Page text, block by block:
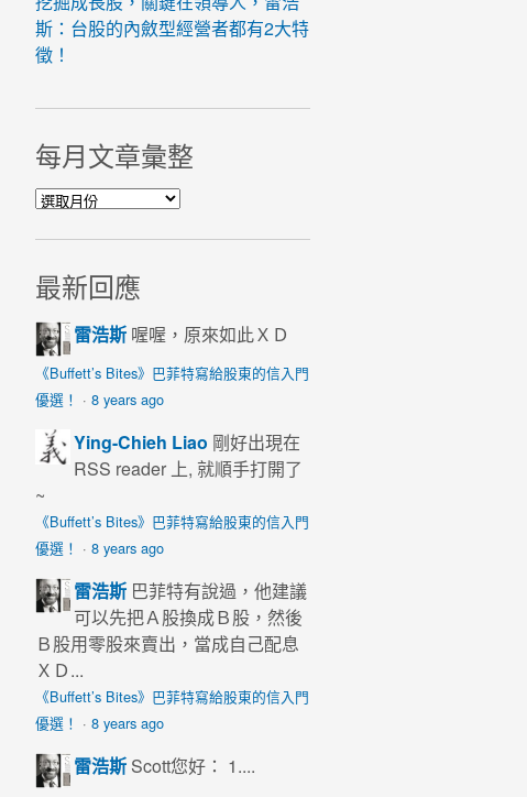
斯：台股的內斂型經營者都有2大特
徵！
每月文章彙整
每月文章彙整
最新回應
雷浩斯 喔喔，原來如此ＸＤ
《Buffett’s Bites》巴菲特寫給股東的信入門
優選！ · 8 years ago
Ying-Chieh Liao 剛好出現在
RSS reader 上, 就順手打開了
~
《Buffett’s Bites》巴菲特寫給股東的信入門
優選！ · 8 years ago
雷浩斯 巴菲特有說過，他建議
可以先把Ａ股換成Ｂ股，然後
Ｂ股用零股來賣出，當成自己配息
ＸＤ...
《Buffett’s Bites》巴菲特寫給股東的信入門
優選！ · 8 years ago
雷浩斯 Scott您好： 1....